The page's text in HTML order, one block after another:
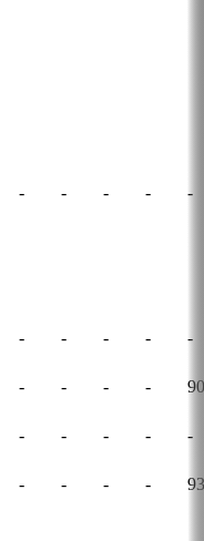
- - - - -
- - - -
-
- - - -
- - - -
-
- - - -